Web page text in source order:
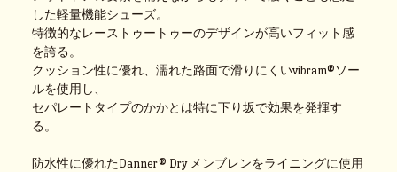
した軽量機能シューズ。
特徴的なレーストゥートゥーのデザインが高いフィット感
を誇る。
クッション性に優れ、濡れた路面で滑りにくいvibram®ソー
ルを使用し、
セパレートタイプのかかとは特に下り坂で効果を発揮す
る。
防水性に優れたDanner® Dry メンブレンをライニングに使用